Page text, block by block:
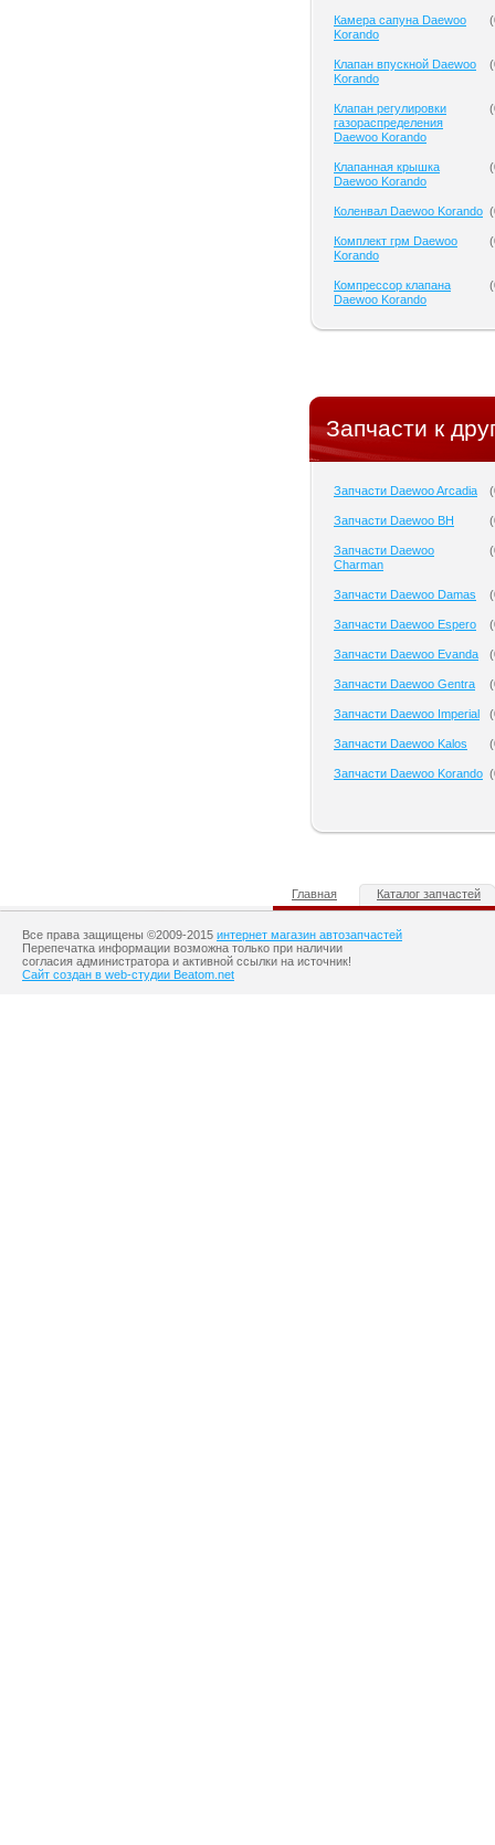
Камера сапуна Daewoo
Korando
(
Клапан впускной Daewoo
Korando
(
Клапан регулировки
газораспределения
Daewoo Korando
(
Клапанная крышка
Daewoo Korando
(
Коленвал Daewoo Korando (
Комплект грм Daewoo
Korando
(
Компрессор клапана
Daewoo Korando
(
Запчасти к
Запчасти Daewoo Arcadia (
Запчасти Daewoo BH (
Запчасти Daewoo
Charman
(
Запчасти Daewoo Damas (
Запчасти Daewoo Espero (
Запчасти Daewoo Evanda (
Запчасти Daewoo Gentra (
Запчасти Daewoo Imperial (
Запчасти Daewoo Kalos (
Запчасти Daewoo Korando (
Главная Каталог запчастей
Все права защищены ©2009-2015 интернет магазин автозапчастей
Перепечатка информации возможна только при наличии
согласия администратора и активной ссылки на источник!
Сайт создан в web-студии Beatom.net